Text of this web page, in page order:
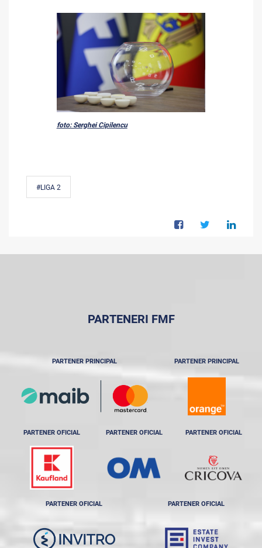
foto: Serghei Cipilencu
#LIGA 2
PARTENERI FMF
PARTENER PRINCIPAL PARTENER PRINCIPAL
PARTENER OFICIAL PARTENER OFICIAL PARTENER OFICIAL
PARTENER OFICIAL PARTENER OFICIAL